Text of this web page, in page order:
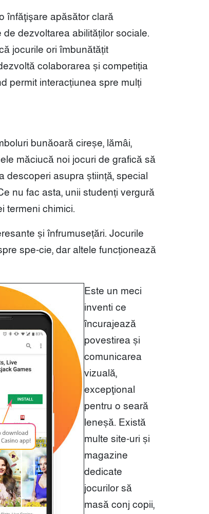
înfăţişare apăsător clară
dezvoltarea abilităților sociale.
jocurile ori îmbunătățit
colaborarea și competiția
permit interacțiunea spre mulți
bunăoară cireșe, lămâi,
măciucă noi jocuri de grafică să
descoperi asupra știință, special
nu fac asta, unii studenți vergură
termeni chimici.
și înfrumusețări. Jocurile
spe-cie, dar altele funcționează
Este un meci
inventi ce
încurajează
povestirea și
comunicarea
vizuală,
excepţional
pentru o seară
leneșă. Există
multe site-uri și
magazine
dedicate
jocurilor să
masă conj copii,